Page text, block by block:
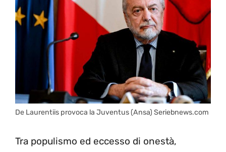
De Laurentiis provoca la Juventus (Ansa) Seriebnews.com
Tra populismo ed eccesso di onestà,